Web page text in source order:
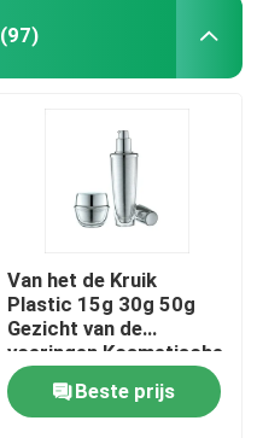
(97)
Van het de Kruik
Plastic 15g 30g 50g
Gezicht van de
voeringen Kosmetische
Room de Room
Kosmetische Kruik
Beste prijs